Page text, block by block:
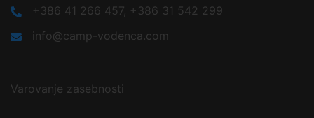
+386 41 266 457, +386 31 542 299
info@camp-vodenca.com
Varovanje zasebnosti